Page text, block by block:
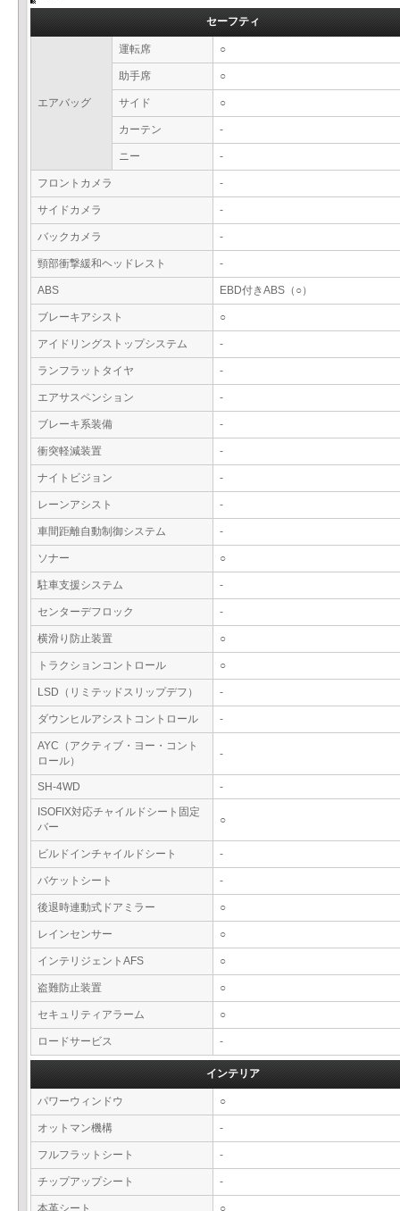
セーフティ
エアバッグ
運転席 ○
助手席 ○
サイド ○
カーテン -
ニー -
フロントカメラ -
サイドカメラ -
バックカメラ -
頸部衝撃緩和ヘッドレスト -
ABS EBD付きABS（○）
ブレーキアシスト ○
アイドリングストップシステム -
ランフラットタイヤ -
エアサスペンション -
ブレーキ系装備 -
衝突軽減装置 -
ナイトビジョン -
レーンアシスト -
車間距離自動制御システム -
ソナー ○
駐車支援システム -
センターデフロック -
横滑り防止装置 ○
トラクションコントロール ○
LSD（リミテッドスリップデフ） -
ダウンヒルアシストコントロール -
AYC（アクティブ・ヨー・コント
ロール）
-
SH-4WD
-
ISOFIX対応チャイルドシート固定
バー
○
ビルドインチャイルドシート -
バケットシート -
後退時連動式ドアミラー ○
レインセンサー ○
インテリジェントAFS ○
盗難防止装置 ○
セキュリティアラーム ○
ロードサービス -
インテリア
パワーウィンドウ ○
オットマン機構 -
フルフラットシート -
チップアップシート -
本革シート ○